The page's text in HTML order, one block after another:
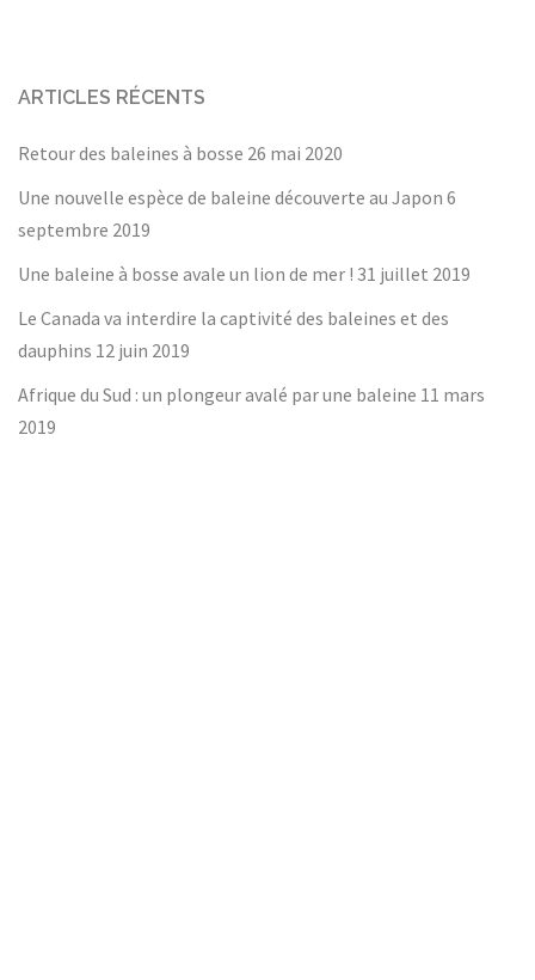
ARTICLES RÉCENTS
Retour des baleines à bosse 26 mai 2020
Une nouvelle espèce de baleine découverte au Japon 6
septembre 2019
Une baleine à bosse avale un lion de mer ! 31 juillet 2019
Le Canada va interdire la captivité des baleines et des
dauphins 12 juin 2019
Afrique du Sud : un plongeur avalé par une baleine 11 mars
2019